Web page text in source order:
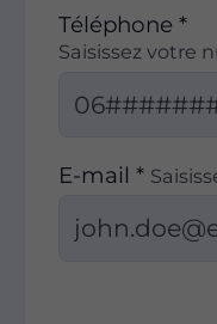
Téléphone *
Saisissez votre
E-mail *